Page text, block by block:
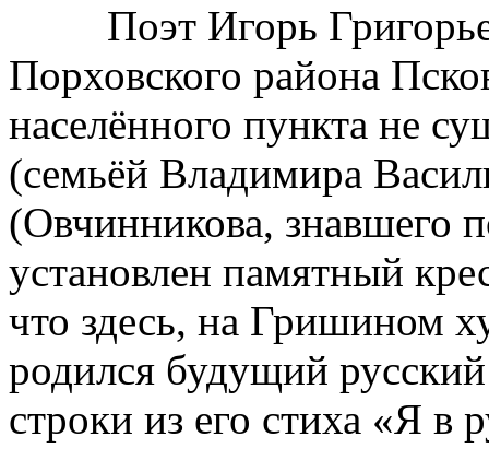
Поэт Игорь
Порховского района
населённого пункта не
(семьёй Владимира
(Овчинникова, знавшего
установлен памятный
что здесь, на Гришином
родился будущий
строки из его стиха «Я в